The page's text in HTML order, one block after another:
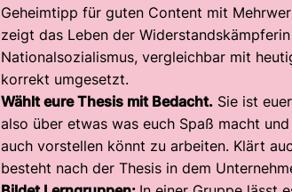
Geheimtipp für guten Content mit
zeigt das Leben der
Nationalsozialismus, vergleichbar mit
korrekt umgesetzt.
Wählt eure Thesis mit Bedacht. Sie ist
also über etwas was euch Spaß macht
auch vorstellen könnt zu arbeiten. Klärt
besteht nach der Thesis in dem